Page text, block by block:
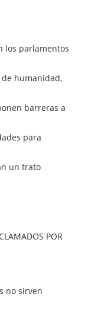
los parlamentos
humanidad,
barreras a
para
un trato
POR
no sirven